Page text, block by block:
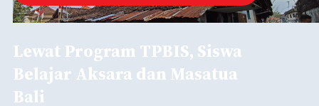
Lewat Program TPBIS, Siswa
Belajar Aksara dan Masatua
Bali